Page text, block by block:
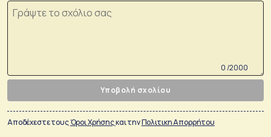
0 /2000
Υποβολή σχολίου
Αποδέχεστε τουςΌροι Χρήσηςκαι τηνΠολιτικη Απορρήτου